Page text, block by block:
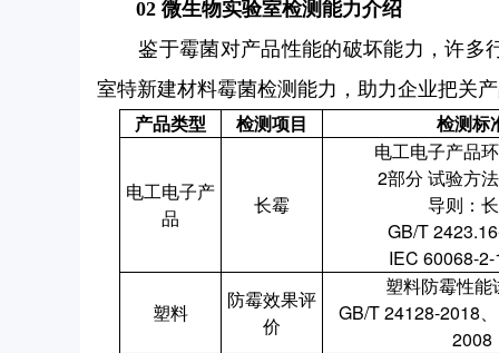
02 微生物实验室检测能力介绍
鉴于霉菌对产品性能的破坏能力，许多
室特新建材料霉菌检测能力，助力企业把关
产品类型 检测项目 检测标
电工电子产
品
长霉
电工电子产品
2部分 试验方
导则： 长
GB/T
IEC 60068-
塑料
防霉效果评
价
塑料防霉性能
GB/T 24128-2018、
2008